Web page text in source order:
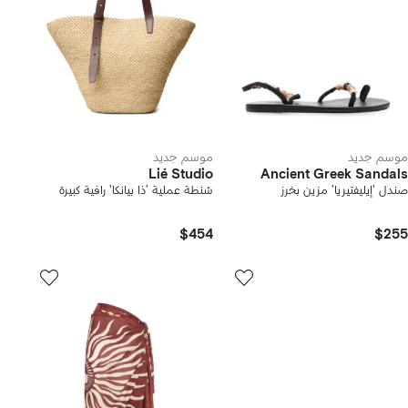
موسم جديد
Ancient Greek Sandals
صندل 'إيليفتيريا' مزين بخرز
$255
موسم جديد
Lié Studio
شنطة عملية 'ذا بيانكا' رافية كبيرة
$454